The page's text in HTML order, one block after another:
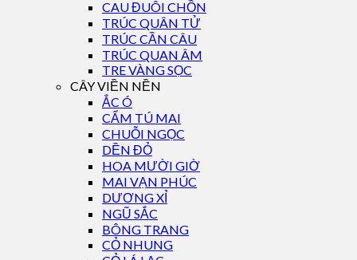
CAU ĐUÔI CHỒN
TRÚC QUÂN TỬ
TRÚC CẦN CÂU
TRÚC QUAN ÂM
TRE VÀNG SỌC
CÂY VIỀN NỀN
ẮC Ó
CẨM TÚ MAI
CHUỖI NGỌC
DỀN ĐỎ
HOA MƯỜI GIỜ
MAI VẠN PHÚC
DƯƠNG XỈ
NGŨ SẮC
BÔNG TRANG
CỎ NHUNG